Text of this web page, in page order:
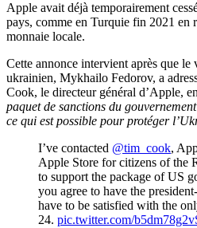
Apple avait déjà temporairement
pays, comme en Turquie fin 2021 en
monnaie locale.
Cette annonce intervient après que
ukrainien, Mykhailo Fedorov, a
Cook, le directeur général d’Apple,
paquet de sanctions du
ce qui est possible pour protéger
I’ve contacted @tim_cook,
Apple Store for citizens of the
to support the package of US
you agree to have the
have to be satisfied with the
24. pic.twitter.com/